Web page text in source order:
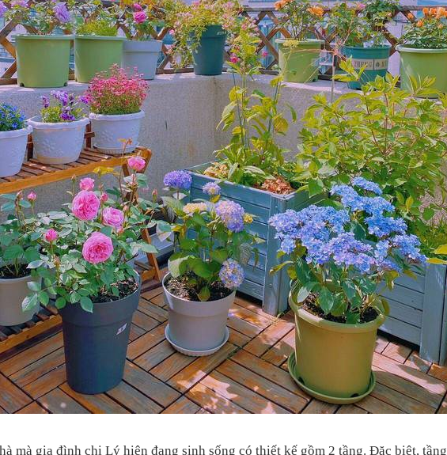
mà gia đình chị Lý hiện đang sinh sống có thiết kế gồm 2 tầng. Đặc biệt, tầng